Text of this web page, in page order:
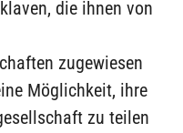
die ihnen von
zugewiesen
Möglichkeit, ihre
zu teilen